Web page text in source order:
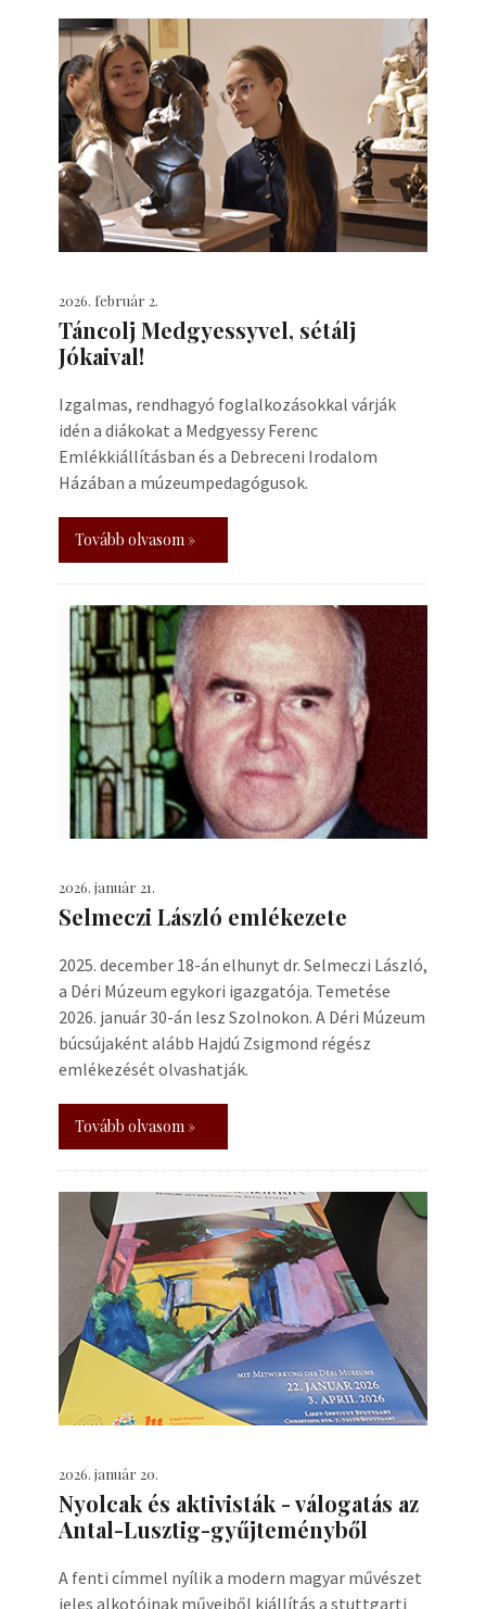
2026. február 2.
Táncolj Medgyessyvel, sétálj
Jókaival!
Izgalmas, rendhagyó foglalkozásokkal várják
idén a diákokat a Medgyessy Ferenc
Emlékkiállításban és a Debreceni Irodalom
Házában a múzeumpedagógusok.
Tovább olvasom »
2026. január 21.
Selmeczi László emlékezete
2025. december 18-án elhunyt dr. Selmeczi László,
a Déri Múzeum egykori igazgatója. Temetése
2026. január 30-án lesz Szolnokon. A Déri Múzeum
búcsújaként alább Hajdú Zsigmond régész
emlékezését olvashatják.
Tovább olvasom »
2026. január 20.
Nyolcak és aktivisták - válogatás az
Antal-Lusztig-gyűjteményből
A fenti címmel nyílik a modern magyar művészet
jeles alkotóinak műveiből kiállítás a stuttgarti